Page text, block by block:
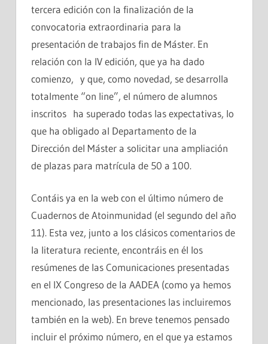
tercera edición con la finalización de la
convocatoria extraordinaria para la
presentación de trabajos fin de Máster. En
relación con la IV edición, que ya ha dado
comienzo, y que, como novedad, se desarrolla
totalmente “on line”, el número de alumnos
inscritos ha superado todas las expectativas, lo
que ha obligado al Departamento de la
Dirección del Máster a solicitar una ampliación
de plazas para matrícula de 50 a 100.
Contáis ya en la web con el último número de
Cuadernos de Atoinmunidad (el segundo del año
11). Esta vez, junto a los clásicos comentarios de
la literatura reciente, encontráis en él los
resúmenes de las Comunicaciones presentadas
en el IX Congreso de la AADEA (como ya hemos
mencionado, las presentaciones las incluiremos
también en la web). En breve tenemos pensado
incluir el próximo número, en el que ya estamos